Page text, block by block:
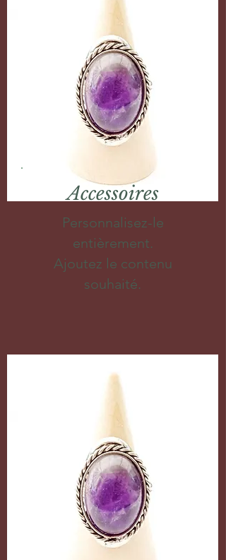
Accessoires
Personnalisez-le
entièrement.
Ajoutez le contenu
souhaité.